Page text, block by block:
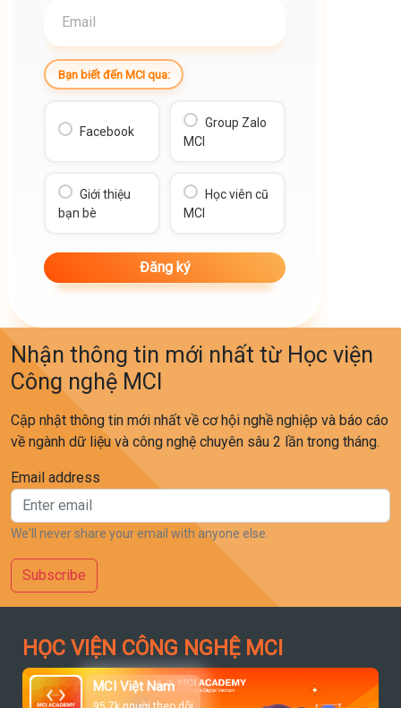
Bạn biết đến MCI qua:
Facebook
Group Zalo
MCI
Giới thiệu
bạn bè
Học viên cũ
MCI
Nhận thông tin mới nhất từ Học viện
Công nghệ MCI
Cập nhật thông tin mới nhất về cơ hội nghề nghiệp và báo cáo
về ngành dữ liệu và công nghệ chuyên sâu 2 lần trong tháng.
Email address
We'll never share your email with anyone else.
Subscribe
HỌC VIỆN CÔNG NGHỆ MCI
MCI Việt Nam